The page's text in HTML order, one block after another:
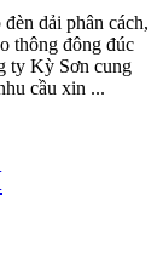
dải phân cách,
thông đông đúc
ty Kỳ Sơn cung
cầu xin ...